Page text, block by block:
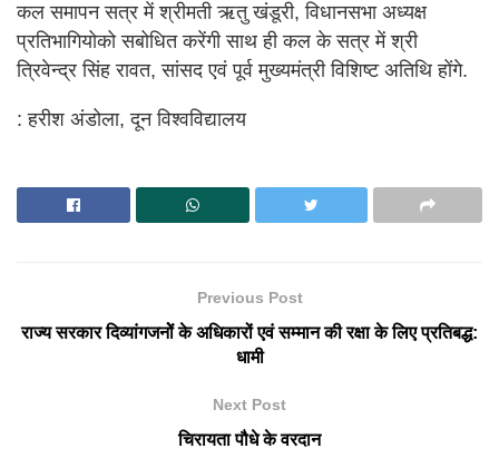
कल समापन सत्र में श्रीमती ऋतु खंडूरी, विधानसभा अध्यक्ष
प्रतिभागियोको सबोधित करेंगी साथ ही कल के सत्र में श्री
त्रिवेन्द्र सिंह रावत, सांसद एवं पूर्व मुख्यमंत्री विशिष्ट अतिथि होंगे.
: हरीश अंडोला, दून विश्वविद्यालय
Previous Post
राज्य सरकार दिव्यांगजनोें के अधिकारों एवं सम्मान की रक्षा के लिए प्रतिबद्ध:
धामी
Next Post
चिरायता पौधे के वरदान